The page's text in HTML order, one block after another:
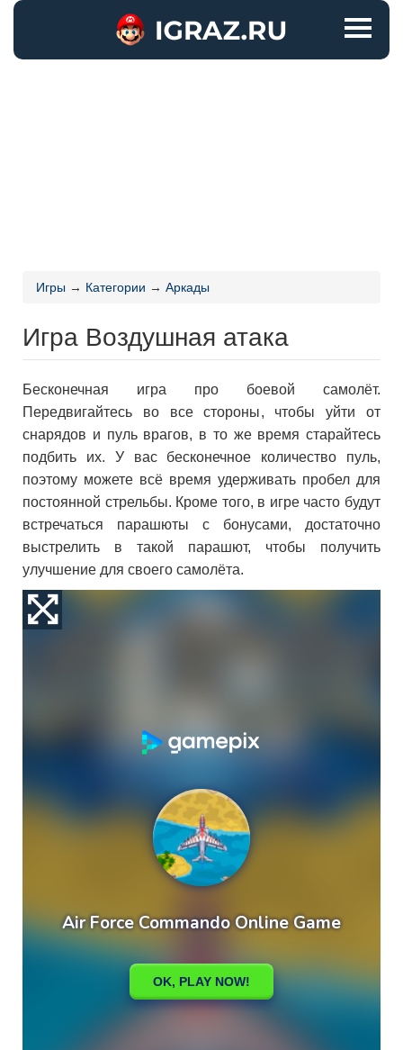
Игры → Категории → Аркады
Игра Воздушная атака
Бесконечная игра про боевой самолёт.
Передвигайтесь во все стороны, чтобы уйти от
снарядов и пуль врагов, в то же время старайтесь
подбить их. У вас бесконечное количество пуль,
поэтому можете всё время удерживать пробел для
постоянной стрельбы. Кроме того, в игре часто будут
встречаться парашюты с бонусами, достаточно
выстрелить в такой парашют, чтобы получить
улучшение для своего самолёта.